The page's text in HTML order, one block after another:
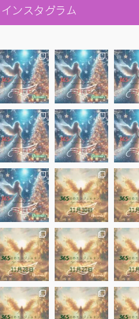
インスタグラム